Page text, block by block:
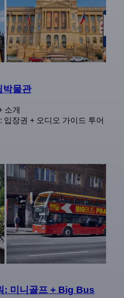
박물관
소개
입장권 + 오디오 가이드 투어
: 미니골프 + Big Bus